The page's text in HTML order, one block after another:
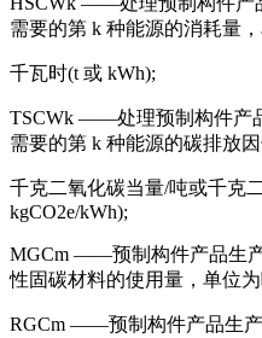
需要的第 k 种能源的消耗量
千瓦时(t 或 kWh);
TSCWk ——处理预制构件产
需要的第 k 种能源的碳排放
千克二氧化碳当量/吨或千克
kgCO2e/kWh);
MGCm ——预制构件产品生
性固碳材料的使用量，单位
RGCm ——预制构件产品生